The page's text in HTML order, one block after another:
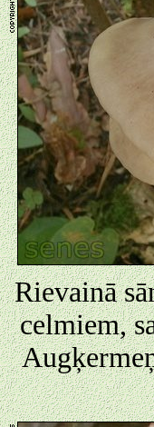
Rievainā
celmiem,